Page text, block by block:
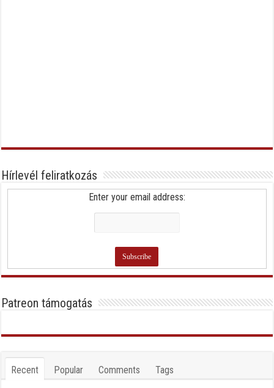
Hírlevél feliratkozás
Enter your email address:
Patreon támogatás
Recent Popular Comments Tags